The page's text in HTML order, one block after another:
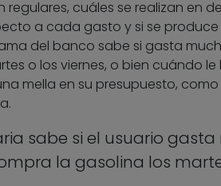
cuáles se realizan en
a cada gasto y si se
del banco sabe si gasta
o los viernes, o bien cuándo le
mella en su presupuesto, como
sabe si el usuario gasta
la gasolina los